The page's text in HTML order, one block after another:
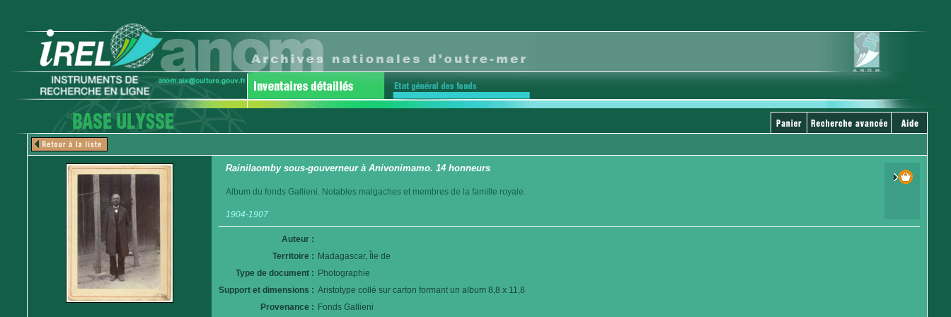
Rainilaomby sous-gouverneur à Anivonimamo. 14 honneurs
Album du fonds Gallieni. Notables malgaches et membres de la famille royale.
1904-1907
Auteur :
Territoire : Madagascar, Île de
Type de document : Photographie
Support et dimensions : Aristotype collé sur carton formant un album 8,8 x 11,8
Provenance : Fonds Gallieni